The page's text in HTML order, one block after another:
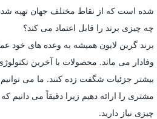
شده است که از نقاط مختلف جهان تهیه
چه چیزی برند را قابل اعتماد می کند؟
برند گرین لایون همیشه به وعده های خود
وفادار می ماند. محصولات با آخرین
بیشتر جزئیات شگفت زده کنند. ما می
مشتری را ارائه دهیم زیرا دقیقاً می
چیزی نیاز دارید.